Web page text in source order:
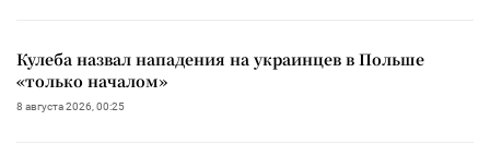
Кулеба назвал нападения на украинцев в Польше
«только началом»
8 августа 2026, 00:25